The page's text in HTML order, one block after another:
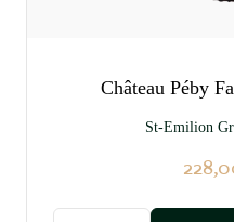
Château Péby
St-Emilion